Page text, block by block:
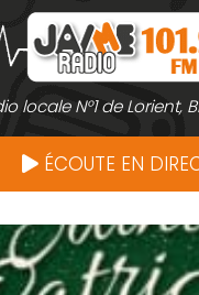
locale N°1 de Lorient,
ÉCOUTE EN